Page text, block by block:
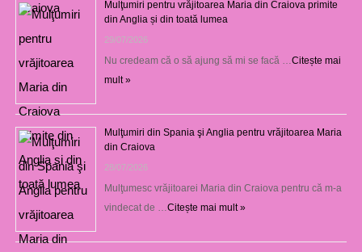
Mulţumiri pentru vrăjitoarea Maria din Craiova primite
din Anglia și din toată lumea
29/07/2026
Nu credeam că o să ajung să mi se facă … Citește mai
mult »
Mulţumiri din Spania şi Anglia pentru vrăjitoarea Maria
din Craiova
28/07/2026
Mulţumesc vrăjitoarei Maria din Craiova pentru că m-a
vindecat de … Citește mai mult »